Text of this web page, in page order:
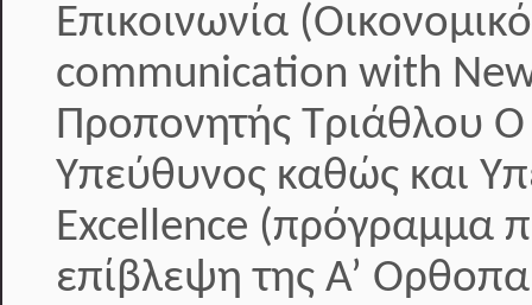
Επικοινωνία
communication with
Προπονητής Τριάθλου Ο
Υπεύθυνος καθώς και
Excellence (πρόγραμμα
επίβλεψη της Α’